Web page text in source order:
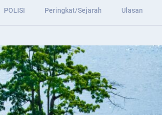
POLISI Peringkat/Sejarah Ulasan